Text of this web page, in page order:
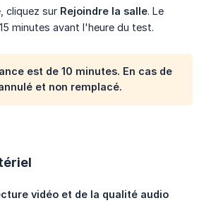
cliquez sur Rejoindre la salle. Le
minutes avant l'heure du test.
est de 10 minutes. En cas de
et non remplacé.
vidéo et de la qualité audio